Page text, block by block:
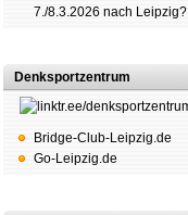
7./8.3.2026 nach Leipzig?
Denksportzentrum
Bridge-Club-Leipzig.de
Go-Leipzig.de